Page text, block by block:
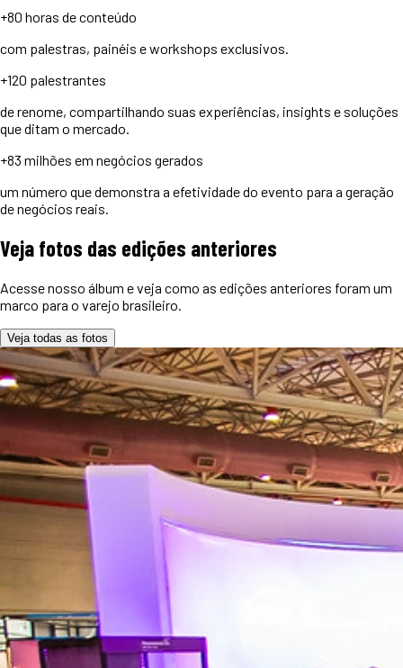
+80 horas de conteúdo
com palestras, painéis e workshops exclusivos.
+120 palestrantes
de renome, compartilhando suas experiências, insights e soluções
que ditam o mercado.
+83 milhões em negócios gerados
um número que demonstra a efetividade do evento para a geração
de negócios reais.
Veja fotos das edições anteriores
Acesse nosso álbum e veja como as edições anteriores foram um
marco para o varejo brasileiro.
Veja todas as fotos